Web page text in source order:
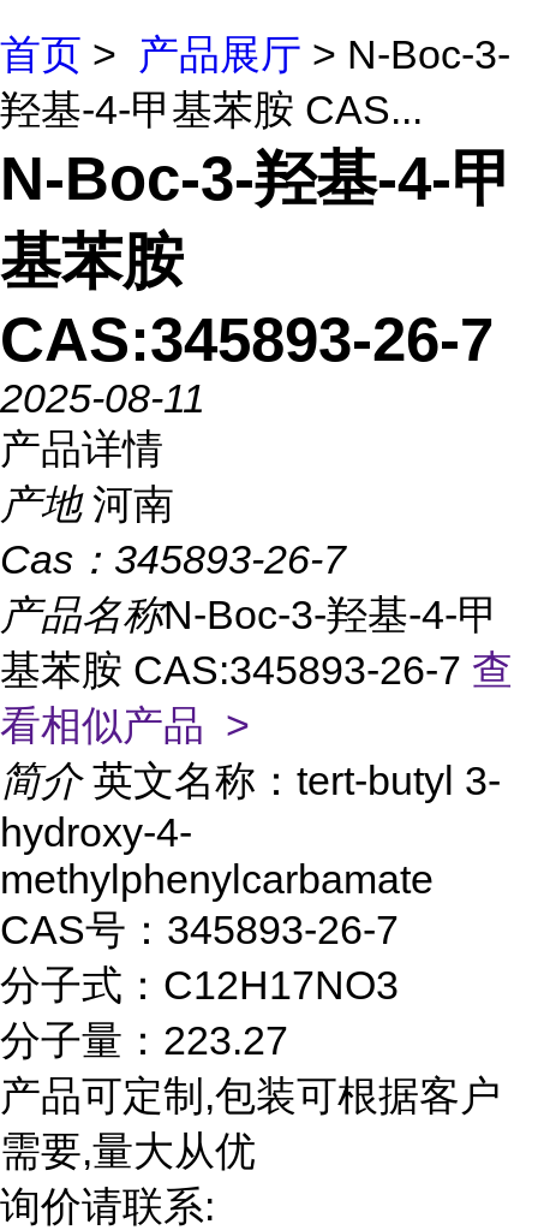
首页 > 产品展厅 > N-Boc-3-
羟基-4-甲基苯胺 CAS...
N-Boc-3-羟基-4-甲
基苯胺
CAS:345893-26-7
2025-08-11
产品详情
产地 河南
Cas： 345893-26-7
产品名称N-Boc-3-羟基-4-甲
基苯胺 CAS:345893-26-7 查
看相似产品 >
简介 英文名称：tert-butyl 3-
hydroxy-4-
methylphenylcarbamate
CAS号：345893-26-7
分子式：C12H17NO3
分子量：223.27
产品可定制,包装可根据客户
需要,量大从优
询价请联系: